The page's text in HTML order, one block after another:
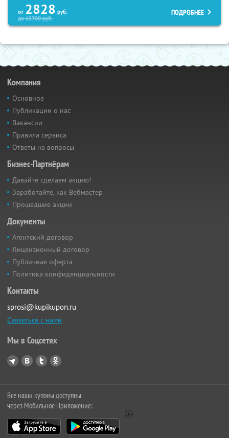
от 2828 руб.
до65700руб.
ПОДРОБНЕЕ
Компания
Основное
Публикации о нас
Вакансии
Правила сервиса
Ответы на вопросы
Бизнес-Партнёрам
Давайте сделаем акцию!
Заработайте, как Вебмастер
Прошедшие акции
Документы
Агентский договор
Лицензионный договор
Публичная оферта
Политика конфиденциальности
Контакты
sprosi@kupikupon.ru
Связаться с нами
Мы в Соцсетях
Все наши купоны доступны
через Мобильное Приложение: